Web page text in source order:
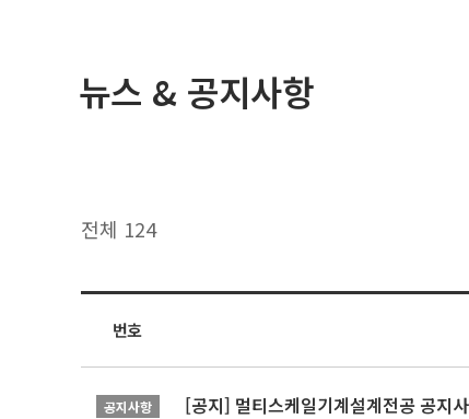
뉴스 & 공지사항
전체 124
번호
공지사항 [공지] 멀티스케일기계설계전공 공지